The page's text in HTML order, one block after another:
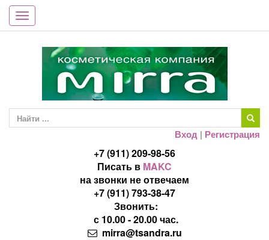
Toggle
navigation
Вход | Регистрация
+7 (911) 209-98-56
Писать в MAKC
на звонки не отвечаем
+7 (911) 793-38-47
Звонить:
с 10.00 - 20.00 час.
mirra@tsandra.ru